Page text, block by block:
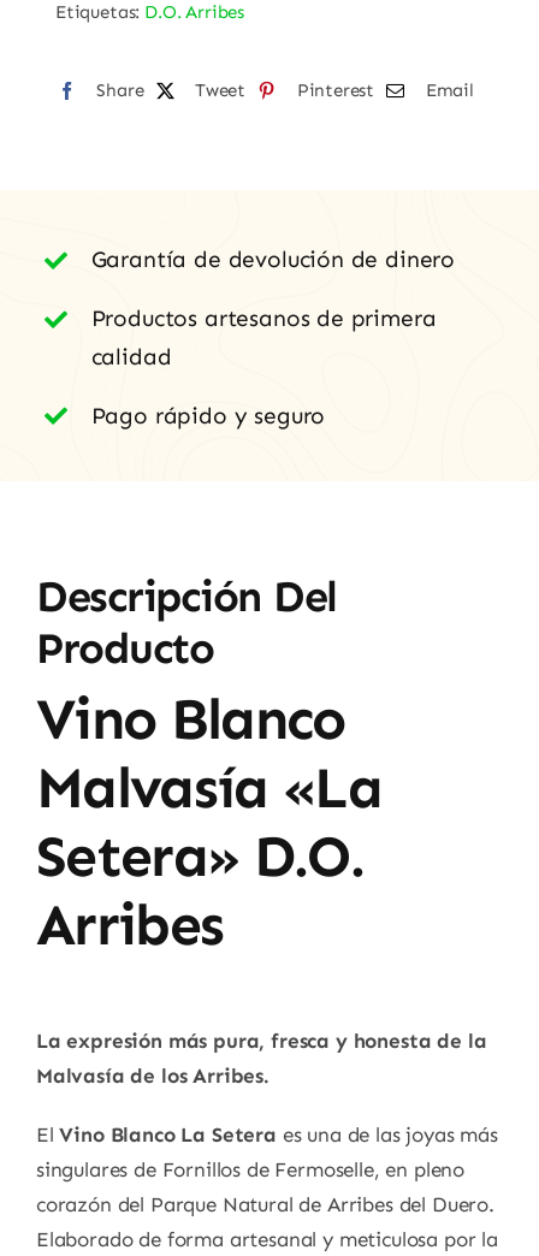
Setera"
Arribes
Etiquetas: D.O. Arribes
Share Tweet Pinterest Email
Garantía de devolución de dinero
Productos artesanos de primera
calidad
Pago rápido y seguro
Descripción Del
Producto
Vino Blanco
Malvasía «La
Setera» D.O.
Arribes
La expresión más pura, fresca y honesta de la
Malvasía de los Arribes.
ElVino Blanco La Setera es una de las joyas más
singulares de Fornillos de Fermoselle, en pleno
corazón del Parque Natural de Arribes del Duero.
Elaborado de forma artesanal y meticulosa por la